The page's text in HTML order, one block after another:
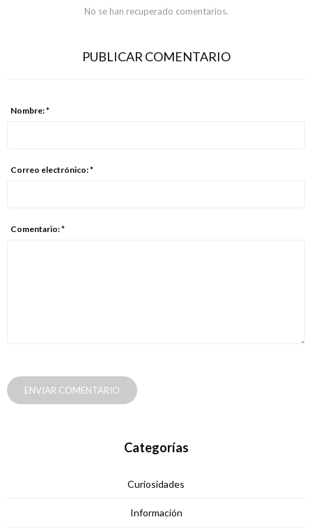
No se han recuperado comentarios.
PUBLICAR COMENTARIO
Nombre: *
Correo electrónico: *
Comentario: *
ENVIAR COMENTARIO
Categorías
Curiosidades
Información